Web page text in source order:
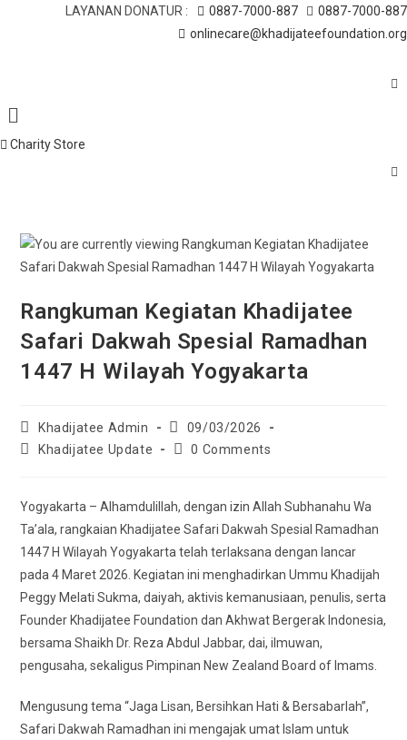
LAYANAN DONATUR : 0887-7000-887
0887-7000-887
onlinecare@khadijateefoundation.org
Menu
Charity Store
Rangkuman Kegiatan Khadijatee
Safari Dakwah Spesial Ramadhan
1447 H Wilayah Yogyakarta
Post
author:
Khadijatee Admin
Post
published:
09/03/2026
PostKhadijatee Update
Post0 Comments
Yogyakarta – Alhamdulillah, dengan izin Allah Subhanahu Wa
Ta’ala, rangkaian Khadijatee Safari Dakwah Spesial Ramadhan
1447 H Wilayah Yogyakarta telah terlaksana dengan lancar
pada 4 Maret 2026. Kegiatan ini menghadirkan Ummu Khadijah
Peggy Melati Sukma, daiyah, aktivis kemanusiaan, penulis, serta
Founder Khadijatee Foundation dan Akhwat Bergerak Indonesia,
bersama Shaikh Dr. Reza Abdul Jabbar, dai, ilmuwan,
pengusaha, sekaligus Pimpinan New Zealand Board of Imams.
Mengusung tema “Jaga Lisan, Bersihkan Hati & Bersabarlah”,
Safari Dakwah Ramadhan ini mengajak umat Islam untuk